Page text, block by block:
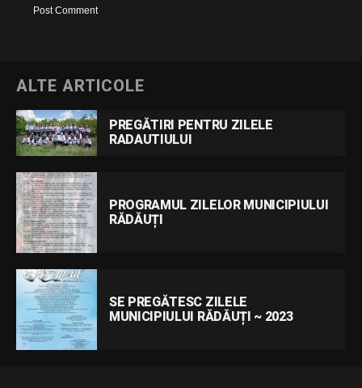
ALTE ARTICOLE
PREGĂTIRI PENTRU ZILELE
RADAUTIULUI
PROGRAMUL ZILELOR MUNICIPIULUI
RĂDĂUȚI
SE PREGĂTESC ZILELE
MUNICIPIULUI RĂDĂUȚI ~ 2023